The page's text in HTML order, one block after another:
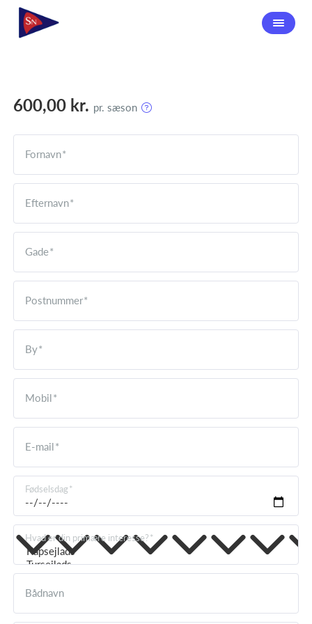
600,00 kr. pr. sæson
Fornavn
Efternavn
Gade
Postnummer
By
Mobil
E-mail
Fødselsdag
Hvad er din primære interesse?
Bådnavn